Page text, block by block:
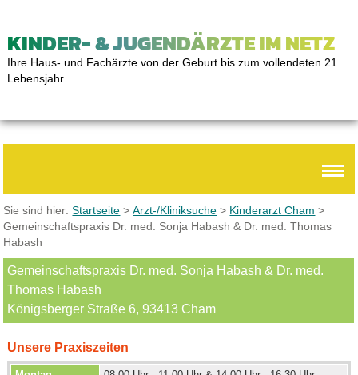
KINDER- & JUGENDÄRZTE IM NETZ
Ihre Haus- und Fachärzte von der Geburt bis zum vollendeten 21.
Lebensjahr
Sie sind hier:Startseite >Arzt-/Kliniksuche > Kinderarzt Cham >
Gemeinschaftspraxis Dr. med. Sonja Habash & Dr. med. Thomas
Habash
Gemeinschaftspraxis Dr. med. Sonja Habash & Dr. med.
Thomas Habash
Königsberger Straße 6, 93413 Cham
Unsere Praxiszeiten